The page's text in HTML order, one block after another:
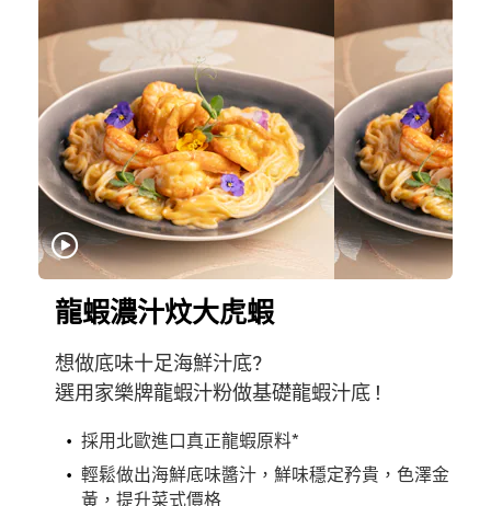
龍蝦濃汁炆大虎蝦
想做底味十足海鮮汁底?
選用家樂牌龍蝦汁粉做基礎龍蝦汁底 !
採用北歐進口真正龍蝦原料*
輕鬆做出海鮮底味醬汁，鮮味穩定矜貴，色澤金
黃，提升菜式價格